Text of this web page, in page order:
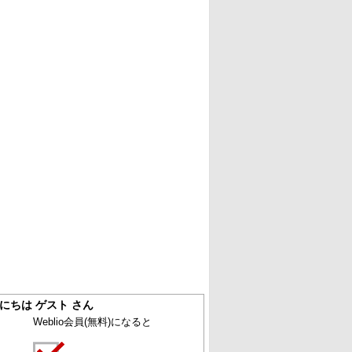
ちは ゲスト さん
Weblio会員(無料)になると